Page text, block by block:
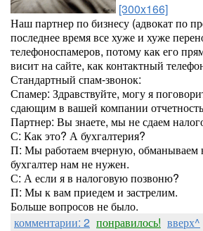
[300x166]
Наш партнер по бизнесу (адвокат по
последнее время все хуже и хуже
телефоноспамеров, потому как его
висит на сайте, как контактный
Стандартный спам-звонок:
Спамер: Здравствуйте, могу я
сдающим в вашей компании
Партнер: Вы знаете, мы не сдаем
С: Как это? А бухгалтерия?
П: Мы работаем вчерную, обманываем
бухгалтер нам не нужен.
С: А если я в налоговую позвоню?
П: Мы к вам приедем и застрелим.
Больше вопросов не было.
комментарии: 2 понравилось! вверх^